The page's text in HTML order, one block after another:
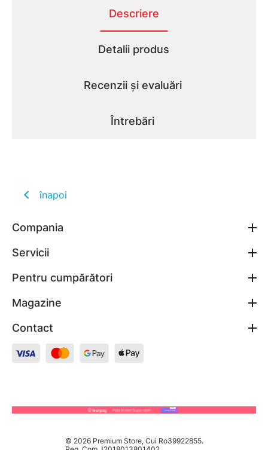
Descriere
Detalii produs
Recenzii și evaluări
Întrebări
înapoi
Compania
Servicii
Pentru cumpărători
Magazine
Contact
© 2026 Premium Store, Cui Ro39922855.